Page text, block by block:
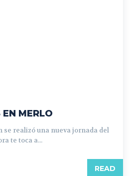
MERLO
se realizó una nueva jornada del
te toca a...
READ